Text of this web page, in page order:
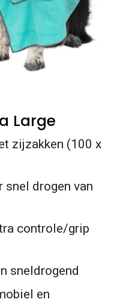
Large
zijzakken (100 x
snel drogen van
controle/grip
sneldrogend
en